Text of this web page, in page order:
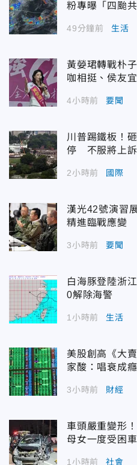
粉專曝「四颱共
49分鐘前 生活
黃嫈珺轉戰朴
咖相挺、侯友
4小時前 要聞
川普踢鐵板！
停 不服將上訴
2小時前 國際
漢光42號演習
精進臨戰應變
3小時前 要聞
白海豚登陸浙
0解除海警
1小時前 生活
美股創高《大
家酸：唱衰成
3小時前 財經
車頭嚴重變形
母女一度受困
1小時前 社會